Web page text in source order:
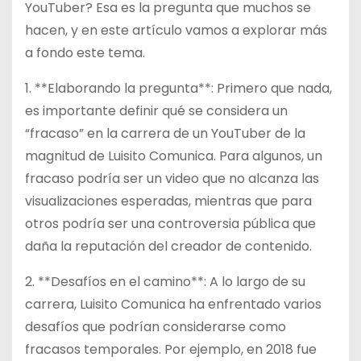
YouTuber? Esa es la pregunta que muchos se
hacen, y en este artículo vamos a explorar más
a fondo este tema.
1. **Elaborando la pregunta**: Primero que nada,
es importante definir qué se considera un
“fracaso” en la carrera de un YouTuber de la
magnitud de Luisito Comunica. Para algunos, un
fracaso podría ser un video que no alcanza las
visualizaciones esperadas, mientras que para
otros podría ser una controversia pública que
daña la reputación del creador de contenido.
2. **Desafíos en el camino**: A lo largo de su
carrera, Luisito Comunica ha enfrentado varios
desafíos que podrían considerarse como
fracasos temporales. Por ejemplo, en 2018 fue